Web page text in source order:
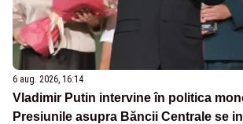
6 aug. 2026, 16:14
Vladimir Putin intervine în politica
Presiunile asupra Băncii Centrale se